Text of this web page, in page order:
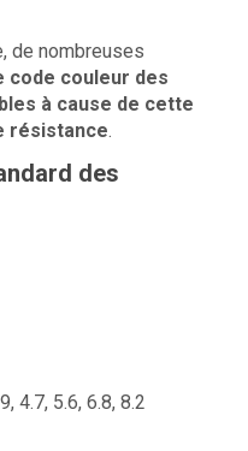
de nombreuses
code couleur des
à cause de cette
résistance.
des
4.7, 5.6, 6.8, 8.2